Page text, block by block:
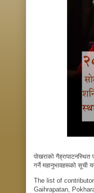
पोखराको
गर्ने महानुभावहरूको सूची
The list of
Gaihrapatan,